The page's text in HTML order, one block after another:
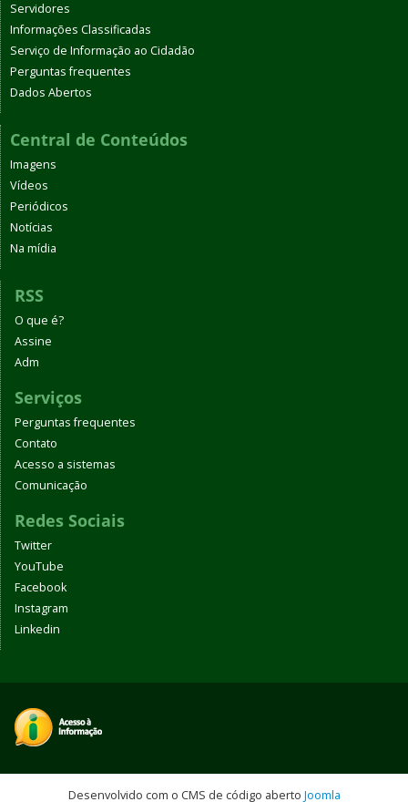
Servidores
Informações Classificadas
Serviço de Informação ao Cidadão
Perguntas frequentes
Dados Abertos
Central de Conteúdos
Imagens
Vídeos
Periódicos
Notícias
Na mídia
RSS
O que é?
Assine
Adm
Serviços
Perguntas frequentes
Contato
Acesso a sistemas
Comunicação
Redes Sociais
Twitter
YouTube
Facebook
Instagram
Linkedin
Desenvolvido com o CMS de código aberto Joomla